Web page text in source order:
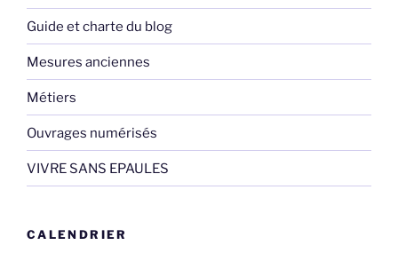
Guide et charte du blog
Mesures anciennes
Métiers
Ouvrages numérisés
VIVRE SANS EPAULES
CALENDRIER